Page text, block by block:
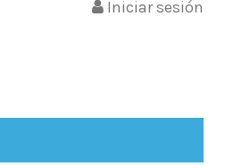
Iniciar sesión